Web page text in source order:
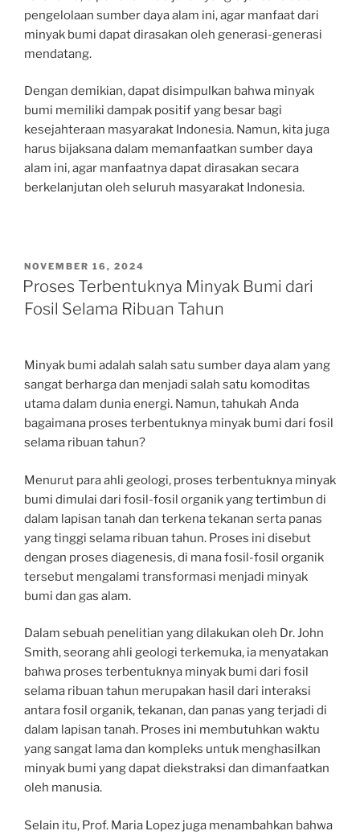
pengelolaan sumber daya alam ini, agar manfaat dari
minyak bumi dapat dirasakan oleh generasi-generasi
mendatang.
Dengan demikian, dapat disimpulkan bahwa minyak
bumi memiliki dampak positif yang besar bagi
kesejahteraan masyarakat Indonesia. Namun, kita juga
harus bijaksana dalam memanfaatkan sumber daya
alam ini, agar manfaatnya dapat dirasakan secara
berkelanjutan oleh seluruh masyarakat Indonesia.
POSTED
ON
NOVEMBER 16, 2024
Proses Terbentuknya Minyak Bumi dari
Fosil Selama Ribuan Tahun
Minyak bumi adalah salah satu sumber daya alam yang
sangat berharga dan menjadi salah satu komoditas
utama dalam dunia energi. Namun, tahukah Anda
bagaimana proses terbentuknya minyak bumi dari fosil
selama ribuan tahun?
Menurut para ahli geologi, proses terbentuknya minyak
bumi dimulai dari fosil-fosil organik yang tertimbun di
dalam lapisan tanah dan terkena tekanan serta panas
yang tinggi selama ribuan tahun. Proses ini disebut
dengan proses diagenesis, di mana fosil-fosil organik
tersebut mengalami transformasi menjadi minyak
bumi dan gas alam.
Dalam sebuah penelitian yang dilakukan oleh Dr. John
Smith, seorang ahli geologi terkemuka, ia menyatakan
bahwa proses terbentuknya minyak bumi dari fosil
selama ribuan tahun merupakan hasil dari interaksi
antara fosil organik, tekanan, dan panas yang terjadi di
dalam lapisan tanah. Proses ini membutuhkan waktu
yang sangat lama dan kompleks untuk menghasilkan
minyak bumi yang dapat diekstraksi dan dimanfaatkan
oleh manusia.
Selain itu, Prof. Maria Lopez juga menambahkan bahwa